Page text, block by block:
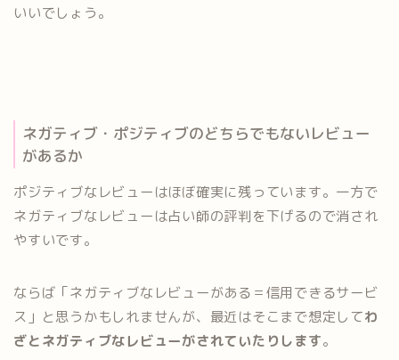
いいでしょう。
ネガティブ・ポジティブのどちらでもないレビュー
があるか
ポジティブなレビューはほぼ確実に残っています。一方で
ネガティブなレビューは占い師の評判を下げるので消され
やすいです。
ならば「ネガティブなレビューがある＝信用できるサービ
ス」と思うかもしれませんが、最近はそこまで想定してわ
ざとネガティブなレビューがされていたりします。